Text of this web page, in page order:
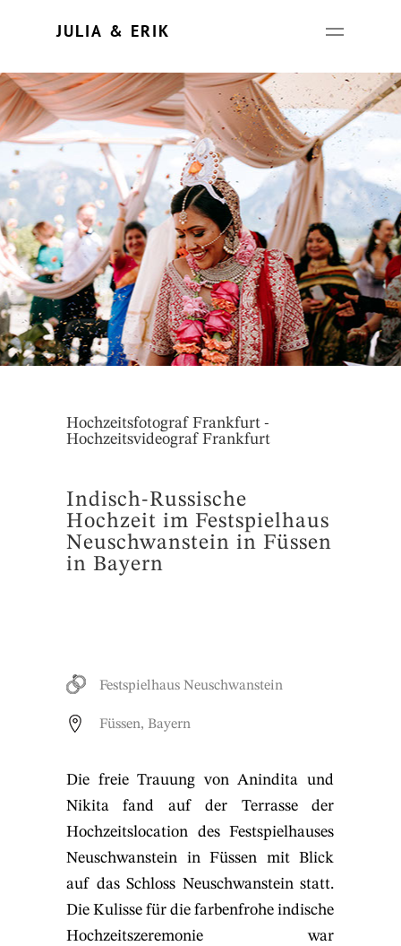
JULIA & ERIK
Indisch-Russische
Hochzeit im Festspielhaus
Neuschwanstein in Füssen
in Bayern
Hochzeitsfotograf Frankfurt -
Hochzeitsvideograf Frankfurt
Festspielhaus Neuschwanstein
Füssen, Bayern
Die freie Trauung von Anindita und
Nikita fand auf der Terrasse der
Hochzeitslocation des Festspielhauses
Neuschwanstein in Füssen mit Blick
auf das Schloss Neuschwanstein statt.
Die Kulisse für die farbenfrohe indische
Hochzeitszeremonie war